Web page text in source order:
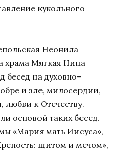
кукольного
Неонила
храма Мягкая Нина
бесед на духовно-
и зле, милосердии,
к Отечеству.
основой таких бесед.
«Мария мать Иисуса»,
щитом и мечом»,